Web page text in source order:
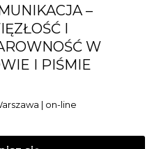
–
I
W
I PIŚMIE
| on-line